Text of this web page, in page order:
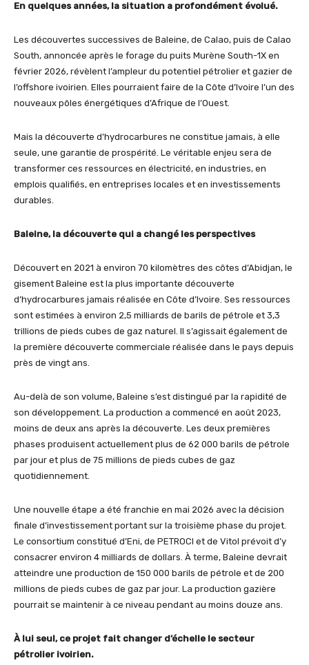
En quelques années, la situation a profondément évolué.
Les découvertes successives de Baleine, de Calao, puis de Calao
South, annoncée après le forage du puits Murène South-1X en
février 2026, révèlent l’ampleur du potentiel pétrolier et gazier de
l’offshore ivoirien. Elles pourraient faire de la Côte d’Ivoire l’un des
nouveaux pôles énergétiques d’Afrique de l’Ouest.
Mais la découverte d’hydrocarbures ne constitue jamais, à elle
seule, une garantie de prospérité. Le véritable enjeu sera de
transformer ces ressources en électricité, en industries, en
emplois qualifiés, en entreprises locales et en investissements
durables.
Baleine, la découverte qui a changé les perspectives
Découvert en 2021 à environ 70 kilomètres des côtes d’Abidjan, le
gisement Baleine est la plus importante découverte
d’hydrocarbures jamais réalisée en Côte d’Ivoire. Ses ressources
sont estimées à environ 2,5 milliards de barils de pétrole et 3,3
trillions de pieds cubes de gaz naturel. Il s’agissait également de
la première découverte commerciale réalisée dans le pays depuis
près de vingt ans.
Au-delà de son volume, Baleine s’est distingué par la rapidité de
son développement. La production a commencé en août 2023,
moins de deux ans après la découverte. Les deux premières
phases produisent actuellement plus de 62 000 barils de pétrole
par jour et plus de 75 millions de pieds cubes de gaz
quotidiennement.
Une nouvelle étape a été franchie en mai 2026 avec la décision
finale d’investissement portant sur la troisième phase du projet.
Le consortium constitué d’Eni, de PETROCI et de Vitol prévoit d’y
consacrer environ 4 milliards de dollars. À terme, Baleine devrait
atteindre une production de 150 000 barils de pétrole et de 200
millions de pieds cubes de gaz par jour. La production gazière
pourrait se maintenir à ce niveau pendant au moins douze ans.
À lui seul, ce projet fait changer d’échelle le secteur
pétrolier ivoirien.